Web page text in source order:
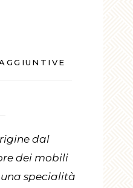
dal
dei mobili
una specialità